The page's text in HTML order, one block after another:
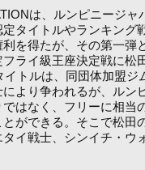
は、ルンピニージャ
タイトルやランキング
を得たが、その第一弾
ライ級王座決定戦に松
イトルは、同団体加盟ジ
により争われるが、ルン
はなく、フリーに相当
ができる。そこで松田
イ戦士、シンイチ・ウ